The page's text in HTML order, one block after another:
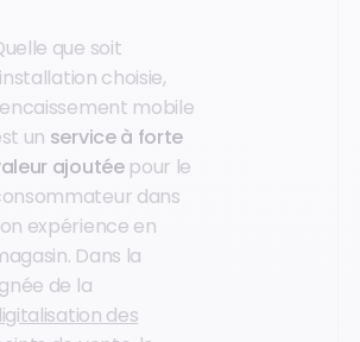
que soit
choisie,
mobile
un service à forte
ajoutée pour le
dans
expérience en
Dans la
de la
des